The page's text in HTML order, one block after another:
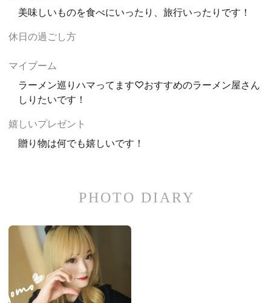
美味しいものを食べにいったり、旅行いったりです！
休日の過ごし方
マイブーム
ラーメン巡りハマってます♡おすすめのラーメン屋さん
しりたいです！
嬉しいプレゼント
贈り物は何でも嬉しいです！
PHOTO DIARY